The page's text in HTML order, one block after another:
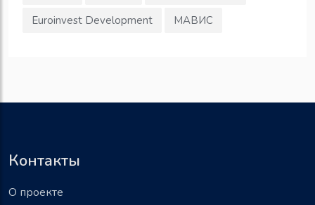
Euroinvest Development
МАВИС
Контакты
О проекте